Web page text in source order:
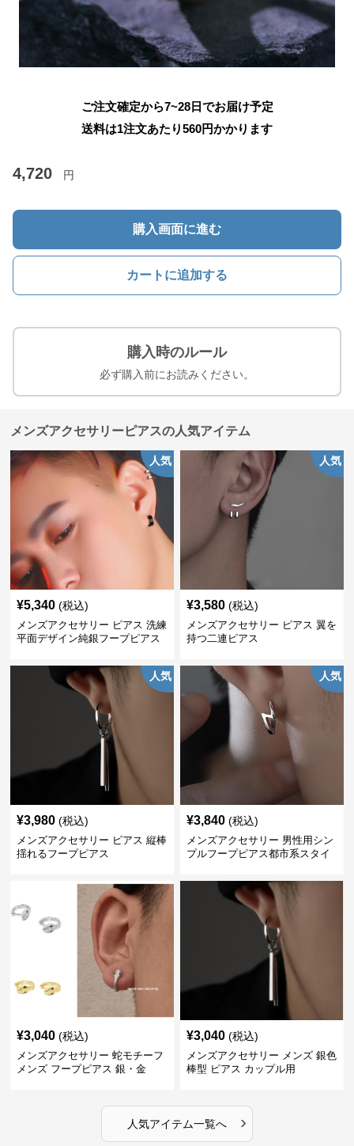
ご注文確定から7~28日でお届け予定
送料は1注文あたり560円かかります
4,720 円
購入画面に進む
カートに追加する
購入時のルール
必ず購入前にお読みください。
メンズアクセサリーピアスの人気アイテム
人気
¥5,340 (税込)
メンズアクセサリー ピアス 洗練
平面デザイン純銀フープピアス
人気
¥3,580 (税込)
メンズアクセサリー ピアス 翼を
持つ二連ピアス
人気
¥3,980 (税込)
メンズアクセサリー ピアス 縦棒
揺れるフープピアス
人気
¥3,840 (税込)
メンズアクセサリー 男性用シン
プルフープピアス都市系スタイ
¥3,040 (税込)
メンズアクセサリー 蛇モチーフ
メンズ フープピアス 銀・金
¥3,040 (税込)
メンズアクセサリー メンズ 銀色
棒型 ピアス カップル用
人気アイテム一覧へ ›